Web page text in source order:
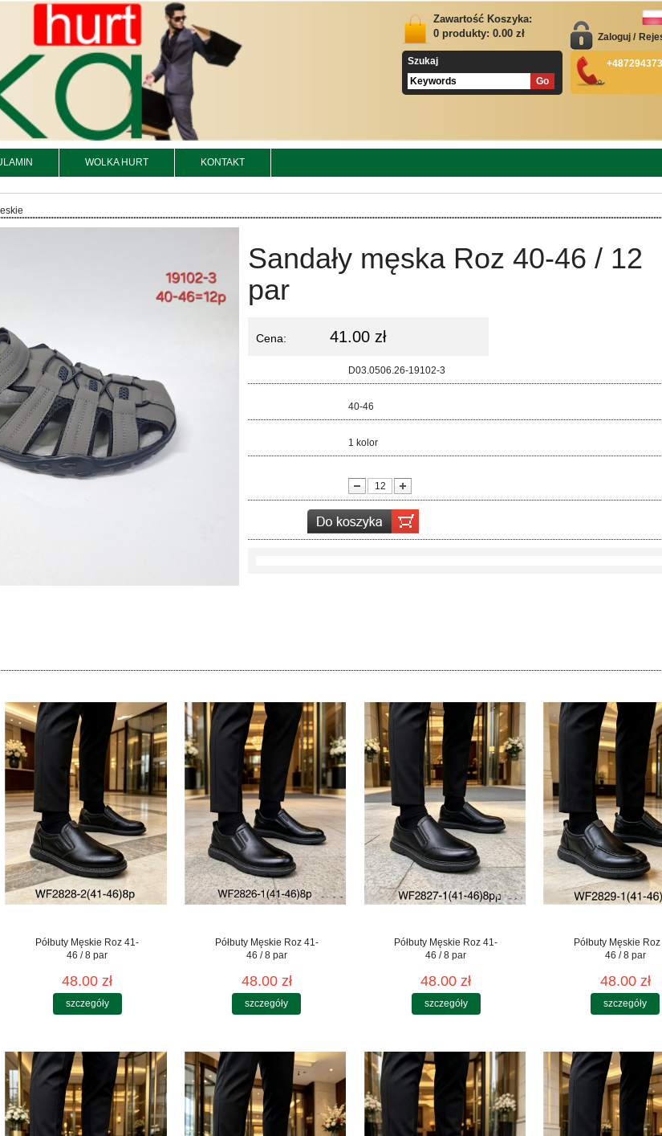
Zawartość Koszyka:
0 produkty: 0.00 zł
Szukaj
Zaloguj /
WOLKA HURT KONTAKT
Sandały męska Roz 40-46 / 12
par
Cena: 41.00 zł
D03.0506.26-19102-3
40-46
1 kolor
Półbuty Męskie Roz 41-
46 / 8 par
48.00 zł
szczegóły
Półbuty Męskie Roz 41-
46 / 8 par
48.00 zł
szczegóły
Półbuty Męskie Roz 41-
46 / 8 par
48.00 zł
szczegóły
Półbuty Męskie
46 / 8 par
48.00 zł
szczegóły